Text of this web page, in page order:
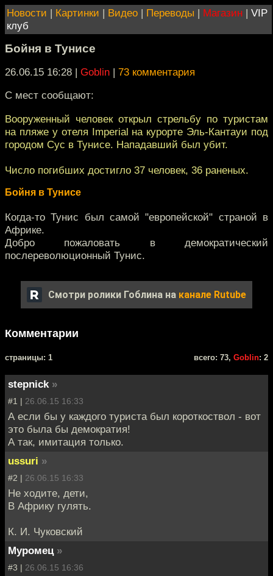
Новости | Картинки | Видео | Переводы | Магазин | VIP
клуб
Бойня в Тунисе
26.06.15 16:28 | Goblin | 73 комментария
С мест сообщают:
Вооруженный человек открыл стрельбу по туристам
на пляже у отеля Imperial на курорте Эль-Кантауи под
городом Сус в Тунисе. Нападавший был убит.
Число погибших достигло 37 человек, 36 раненых.
Бойня в Тунисе
Когда-то Тунис был самой "европейской" страной в
Африке.
Добро пожаловать в демократический
послереволюционный Тунис.
Смотри ролики Гоблина на канале Rutube
Комментарии
cтраницы: 1 всего: 73, Goblin: 2
stepnick »
#1 | 26.06.15 16:33
А если бы у каждого туриста был короткоствол - вот
это была бы демократия!
А так, имитация только.
ussuri »
#2 | 26.06.15 16:33
Не ходите, дети,
В Африку гулять.
К. И. Чуковский
Муромец »
#3 | 26.06.15 16:36